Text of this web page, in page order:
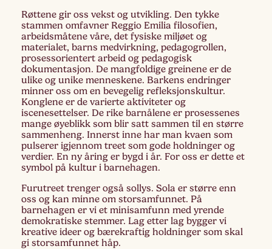
Røttene gir oss vekst og utvikling. Den tykke
stammen omfavner Reggio Emilia filosofien,
arbeidsmåtene våre, det fysiske miljøet og
materialet, barns medvirkning, pedagogrollen,
prosessorientert arbeid og pedagogisk
dokumentasjon. De mangfoldige greinene er de
ulike og unike menneskene. Barkens endringer
minner oss om en bevegelig refleksjonskultur.
Konglene er de varierte aktiviteter og
iscenesettelser. De rike barnålene er prosessenes
mange øyeblikk som blir satt sammen til en større
sammenheng. Innerst inne har man kvaen som
pulserer igjennom treet som gode holdninger og
verdier. En ny åring er bygd i år. For oss er dette et
symbol på kultur i barnehagen.
Furutreet trenger også sollys. Sola er større enn
oss og kan minne om storsamfunnet. På
barnehagen er vi et minisamfunn med yrende
demokratiske stemmer. Lag etter lag bygger vi
kreative ideer og bærekraftig holdninger som skal
gi storsamfunnet håp.